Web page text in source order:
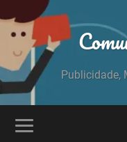
Publicidade,